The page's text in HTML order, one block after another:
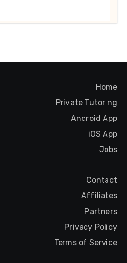
Home
Private Tutoring
Android App
iOS App
Jobs
Contact
Affiliates
Partners
Privacy Policy
Terms of Service